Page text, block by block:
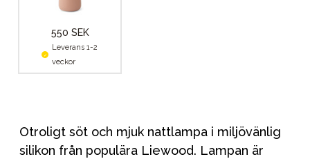
550 SEK
Leverans 1-2
veckor
Otroligt söt och mjuk nattlampa i miljövänlig
silikon från populära Liewood. Lampan är